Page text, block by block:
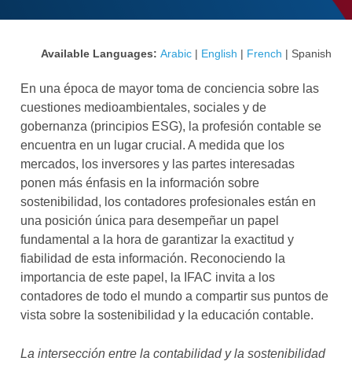
Available Languages: Arabic | English | French | Spanish
En una época de mayor toma de conciencia sobre las
cuestiones medioambientales, sociales y de
gobernanza (principios ESG), la profesión contable se
encuentra en un lugar crucial. A medida que los
mercados, los inversores y las partes interesadas
ponen más énfasis en la información sobre
sostenibilidad, los contadores profesionales están en
una posición única para desempeñar un papel
fundamental a la hora de garantizar la exactitud y
fiabilidad de esta información. Reconociendo la
importancia de este papel, la IFAC invita a los
contadores de todo el mundo a compartir sus puntos de
vista sobre la sostenibilidad y la educación contable.
La intersección entre la contabilidad y la sostenibilidad